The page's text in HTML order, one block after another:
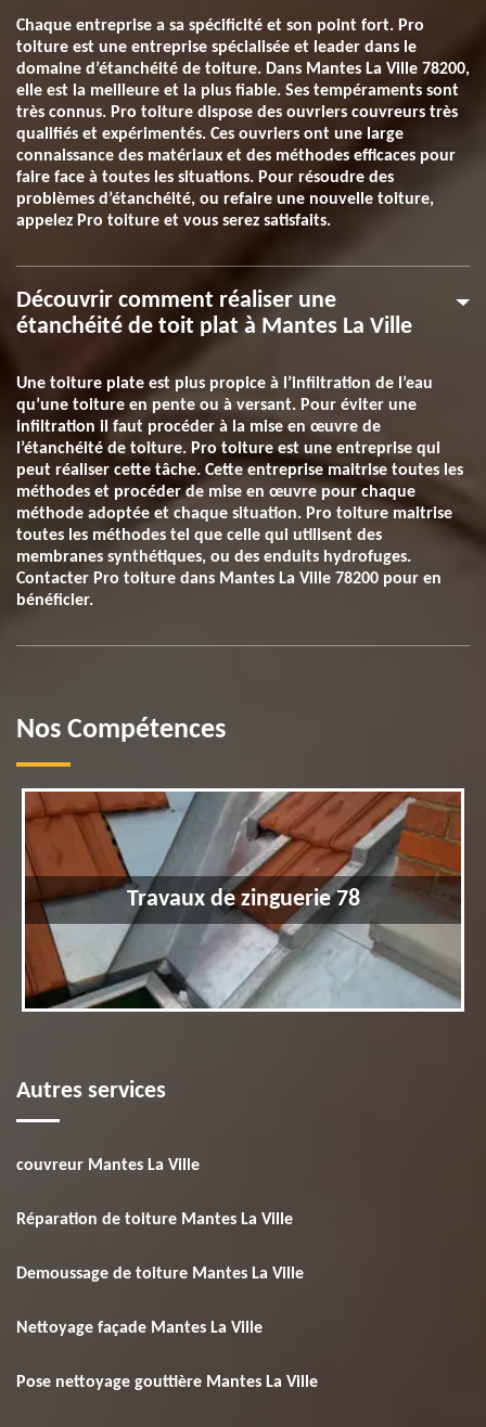
Chaque entreprise a sa spécificité et son point fort. Pro
toiture est une entreprise spécialisée et leader dans le
domaine d’étanchéité de toiture. Dans Mantes La Ville 78200,
elle est la meilleure et la plus fiable. Ses tempéraments sont
très connus. Pro toiture dispose des ouvriers couvreurs très
qualifiés et expérimentés. Ces ouvriers ont une large
connaissance des matériaux et des méthodes efficaces pour
faire face à toutes les situations. Pour résoudre des
problèmes d’étanchéité, ou refaire une nouvelle toiture,
appelez Pro toiture et vous serez satisfaits.
Découvrir comment réaliser une
étanchéité de toit plat à Mantes La Ville
Une toiture plate est plus propice à l’infiltration de l’eau
qu’une toiture en pente ou à versant. Pour éviter une
infiltration il faut procéder à la mise en œuvre de
l’étanchéité de toiture. Pro toiture est une entreprise qui
peut réaliser cette tâche. Cette entreprise maitrise toutes les
méthodes et procéder de mise en œuvre pour chaque
méthode adoptée et chaque situation. Pro toiture maitrise
toutes les méthodes tel que celle qui utilisent des
membranes synthétiques, ou des enduits hydrofuges.
Contacter Pro toiture dans Mantes La Ville 78200 pour en
bénéficier.
Nos Compétences
Travaux de zinguerie 78
Autres services
couvreur Mantes La Ville
Réparation de toiture Mantes La Ville
Demoussage de toiture Mantes La Ville
Nettoyage façade Mantes La Ville
Pose nettoyage gouttière Mantes La Ville